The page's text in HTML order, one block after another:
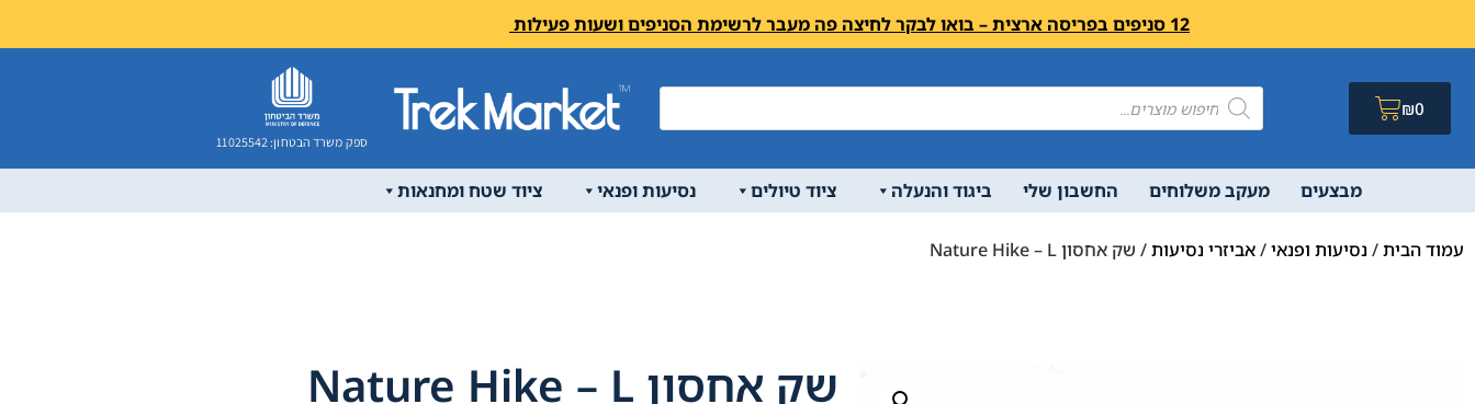
12 סניפים בפריסה ארצית – בואו לבקר לחיצה פה מעבר לרשימת הסניפים ושעות פעילות
₪0
ספק משרד הבטחון: 11025542
מבצעים מעקב משלוחים החשבון שלי ביגוד והנעלה ציוד טיולים נסיעות ופנאי ציוד שטח ומחנאות
עמוד הבית/ נסיעות ופנאי/אביזרי נסיעות/ שק אחסון Nature Hike – L
שק אחסון Nature Hike – L